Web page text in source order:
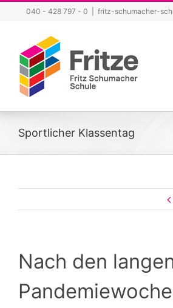
springen
040 - 428 797 - 0 fritz-schumacher-
Sportlicher Klassentag
Nach den